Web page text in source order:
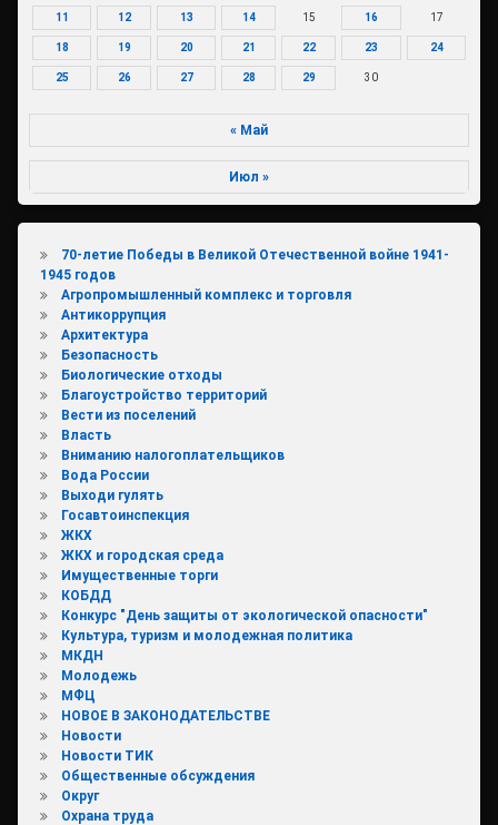
11 12 13 14 15 16 17
18 19 20 21 22 23 24
25 26 27 28 29 30
« Май
Июл »
70-летие Победы в Великой Отечественной войне 1941-
1945 годов
Агропромышленный комплекс и торговля
Антикоррупция
Архитектура
Безопасность
Биологические отходы
Благоустройство территорий
Вести из поселений
Власть
Вниманию налогоплательщиков
Вода России
Выходи гулять
Госавтоинспекция
ЖКХ
ЖКХ и городская среда
Имущественные торги
КОБДД
Конкурс "День защиты от экологической опасности"
Культура, туризм и молодежная политика
МКДН
Молодежь
МФЦ
НОВОЕ В ЗАКОНОДАТЕЛЬСТВЕ
Новости
Новости ТИК
Общественные обсуждения
Округ
Охрана труда